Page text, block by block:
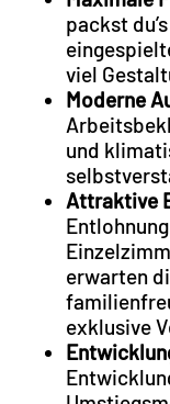
packst
viel
Moderne
und
Attraktive
erwarten
exklusive